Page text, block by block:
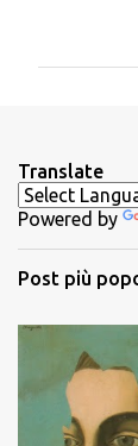
t
i
Translate
Powered by
Post più